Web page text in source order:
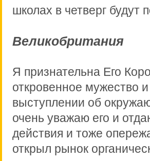
школах в четверг будут
Великобритания
Я признательна Его
откровенное мужество
выступлении об
очень уважаю его и
действия и тоже
открыл рынок